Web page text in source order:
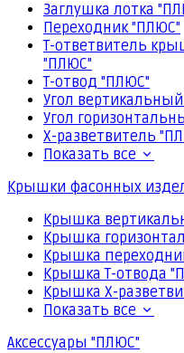
Заглушка лотка
Переходник "ПЛЮС"
Т-ответвитель
"ПЛЮС"
Т-отвод "ПЛЮС"
Угол
Угол
Х-разветвитель
Показать все
Крышки фасонных
Крышка
Крышка
Крышка
Крышка Т-отвода
Крышка Х-
Показать все
Аксессуары "ПЛЮС"